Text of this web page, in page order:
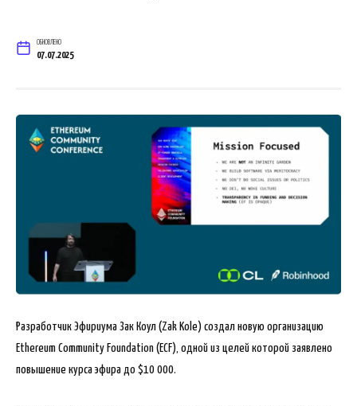
ОБНОВЛЕНО
07.07.2025
Разработчик Эфириума Зак Коул (Zak Kole) создал новую организацию
Ethereum Community Foundation (ECF), одной из целей которой заявлено
повышение курса эфира до $10 000.